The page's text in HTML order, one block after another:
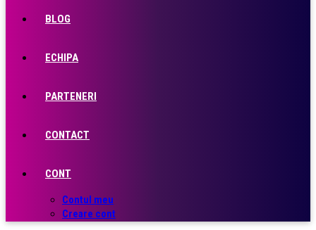
BLOG
ECHIPA
PARTENERI
CONTACT
CONT
Contul meu
Creare cont